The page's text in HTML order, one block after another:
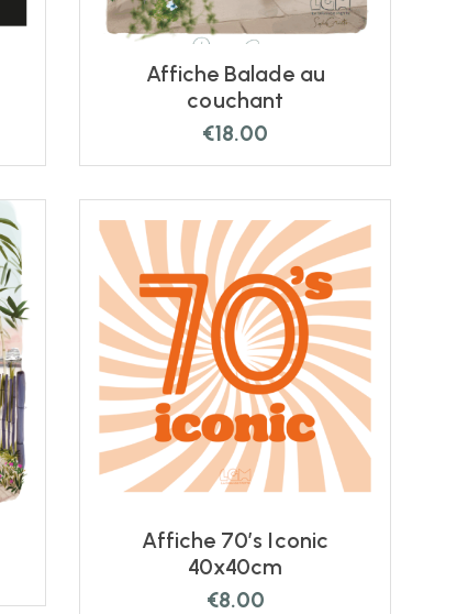
Affiche Balade au
couchant
€18.00
Affiche 70’s Iconic
40x40cm
€8.00